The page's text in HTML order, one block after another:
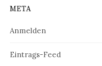
META
Anmelden
Eintrags-Feed